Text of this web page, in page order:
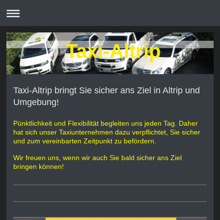
Taxi-Altrip
Taxi-Altrip bringt Sie sicher ans Ziel in Altrip und
Umgebung!
Pünktlichkeit und Flexibilität begleiten uns jeden Tag. Daher
hat sich unser Taxiunternehmen dazu verpflichtet, Sie sicher
und zum vereinbarten Zeitpunkt zu befördern.
Wir freuen uns, wenn wir auch Sie bald sicher ans Ziel
bringen können!